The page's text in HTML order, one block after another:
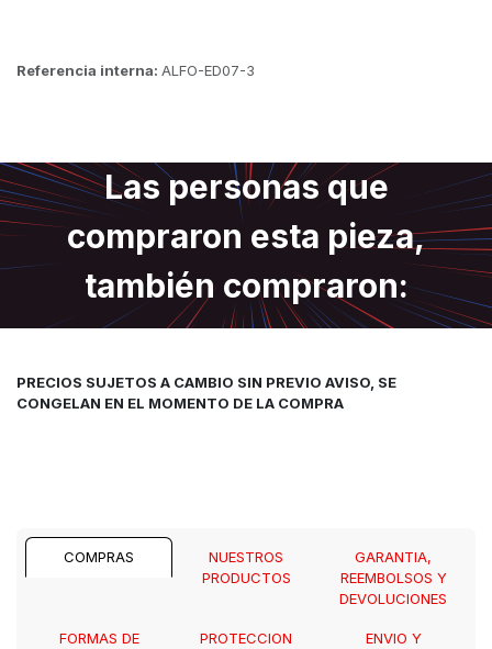
Referencia interna: ALFO-ED07-3
Las personas que
compraron esta pieza,
también compraron:
PRECIOS SUJETOS A CAMBIO SIN PREVIO AVISO, SE
CONGELAN EN EL MOMENTO DE LA COMPRA
COMPRAS
NUESTROS
PRODUCTOS
GARANTIA,
REEMBOLSOS Y
DEVOLUCIONES
FORMAS DE
PROTECCION
ENVIO Y